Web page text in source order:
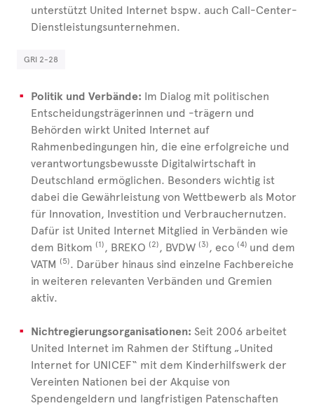
unterstützt United Internet bspw. auch Call-Center-
Dienstleistungsunternehmen.
GRI 2-28
Politik und Verbände: Im Dialog mit politischen
Entscheidungsträgerinnen und -trägern und
Behörden wirkt United Internet auf
Rahmenbedingungen hin, die eine erfolgreiche und
verantwortungsbewusste Digitalwirtschaft in
Deutschland ermöglichen. Besonders wichtig ist
dabei die Gewährleistung von Wettbewerb als Motor
für Innovation, Investition und Verbrauchernutzen.
Dafür ist United Internet Mitglied in Verbänden wie
dem Bitkom (1) , BREKO (2) , BVDW (3) , eco (4) und dem
VATM (5). Darüber hinaus sind einzelne Fachbereiche
in weiteren relevanten Verbänden und Gremien
aktiv.
Nichtregierungsorganisationen: Seit 2006 arbeitet
United Internet im Rahmen der Stiftung „United
Internet for UNICEF“ mit dem Kinderhilfswerk der
Vereinten Nationen bei der Akquise von
Spendengeldern und langfristigen Patenschaften